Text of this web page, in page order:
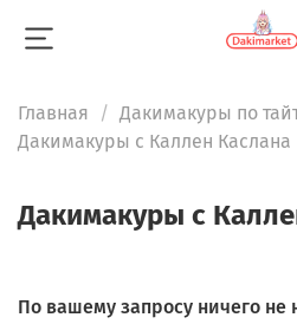
Главная Дакимакуры по
Дакимакуры с Каллен Каслана
Дакимакуры с
По вашему запросу ничего не